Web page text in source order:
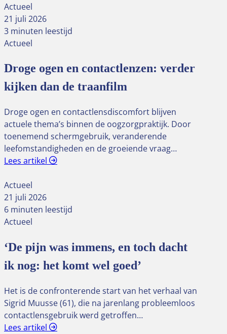
Actueel
21 juli 2026
3 minuten leestijd
Actueel
Droge ogen en contactlenzen: verder
kijken dan de traanfilm
Droge ogen en contactlensdiscomfort blijven
actuele thema’s binnen de oogzorgpraktijk. Door
toenemend schermgebruik, veranderende
leefomstandigheden en de groeiende vraag…
Lees artikel
Actueel
21 juli 2026
6 minuten leestijd
Actueel
‘De pijn was immens, en toch dacht
ik nog: het komt wel goed’
Het is de confronterende start van het verhaal van
Sigrid Muusse (61), die na jarenlang probleemloos
contactlensgebruik werd getroffen…
Lees artikel